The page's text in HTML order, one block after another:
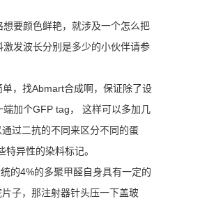
要颜色鲜艳，就涉及一个怎么把
发波长分别是多少的小伙伴请参
，找Abmart合成啊，保证除了设
加个GFP tag， 这样可以多加几
过二抗的不同来区分不同的蛋
异性的染料标记。
的4%的多聚甲醛自身具有一定的
子，那注射器针头压一下盖玻